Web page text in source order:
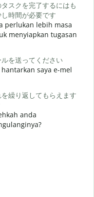
タスクを完了するにはも
し時間が必要です
perlukan lebih masa
menyiapkan tugasan
ルを送ってください
hantarkan saya e-mel
を繰り返してもらえます
anda